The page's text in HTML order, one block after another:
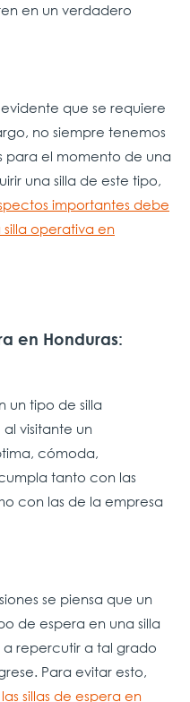
en un verdadero
que se requiere
no siempre tenemos
para el momento de una
una silla de este tipo,
importantes debe
operativa en
en Honduras:
un tipo de silla
visitante un
cómoda,
tanto con las
con las de la empresa
se piensa que un
de espera en una silla
repercutir a tal grado
Para evitar esto,
sillas de espera en